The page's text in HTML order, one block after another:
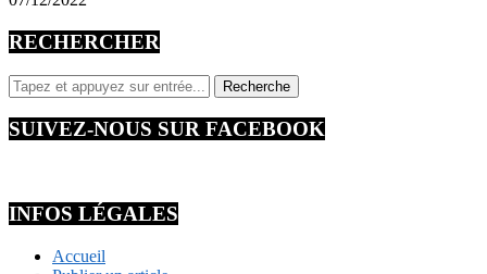
RECHERCHER
SUIVEZ-NOUS SUR FACEBOOK
INFOS LÉGALES
Accueil